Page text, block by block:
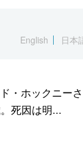
京2020English
日本
・ホックニー
死因は明...